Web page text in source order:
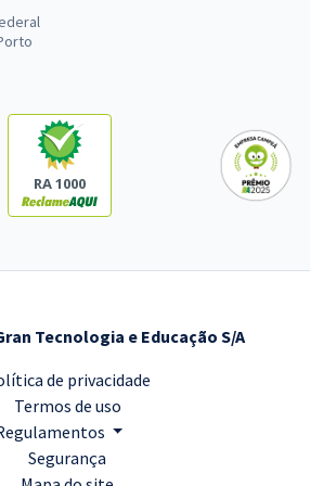
RA 1000
Tecnologia e Educação S/A
de privacidade
Termos de uso
Segurança